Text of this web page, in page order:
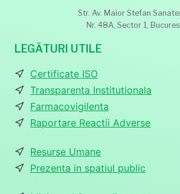
Str. Av. Maior Stefan
Nr. 48A, Sector 1,
LEGĂTURI UTILE
Certificate ISO
Transparenta Institutionala
Farmacovigilenta
Raportare Reactii Adverse
Resurse Umane
Prezenta in spatiul public